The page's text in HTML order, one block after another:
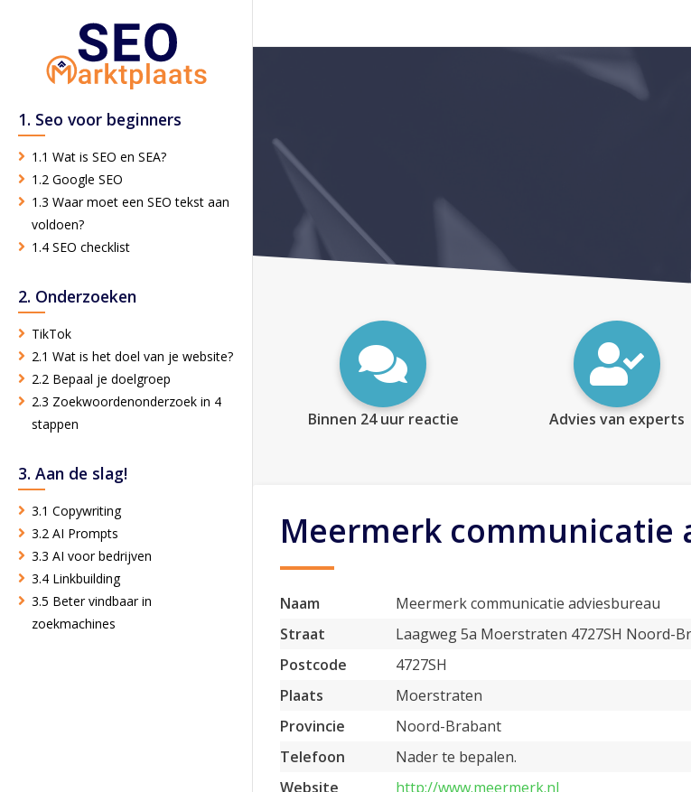
1. Seo voor beginners
1.1 Wat is SEO en SEA?
1.2 Google SEO
1.3 Waar moet een SEO tekst aan
voldoen?
1.4 SEO checklist
2. Onderzoeken
TikTok
2.1 Wat is het doel van je website?
2.2 Bepaal je doelgroep
2.3 Zoekwoordenonderzoek in 4
stappen
3. Aan de slag!
3.1 Copywriting
3.2 AI Prompts
3.3 AI voor bedrijven
3.4 Linkbuilding
3.5 Beter vindbaar in
zoekmachines
Binnen 24 uur reactie Advies van experts
Meermerk communicatie
Naam
Meermerk communicatie adviesbureau
Straat
Laagweg 5a Moerstraten 4727SH Noord-
Postcode
4727SH
Plaats
Moerstraten
Provincie
Noord-Brabant
Telefoon
Nader te bepalen.
Website
http://www.meermerk.nl